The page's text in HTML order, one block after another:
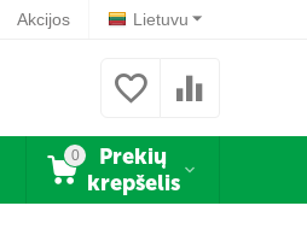
Lietuvu
Akcijos
0
Prekių
krepšelis